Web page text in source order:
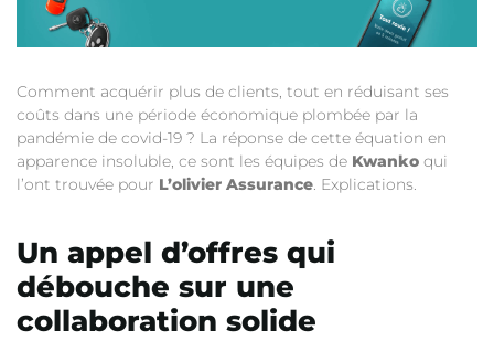
Comment acquérir plus de clients, tout en réduisant ses
coûts dans une période économique plombée par la
pandémie de covid-19 ? La réponse de cette équation en
apparence insoluble, ce sont les équipes de Kwanko qui
l’ont trouvée pour L’olivier Assurance. Explications.
Un appel d’offres qui
débouche sur une
collaboration solide